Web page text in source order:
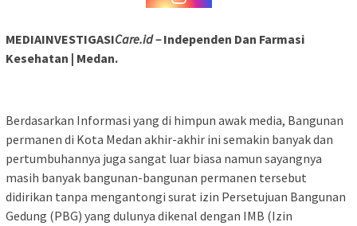
MEDIAINVESTIGASICare.id –Independen Dan Farmasi
Kesehatan | Medan.
Berdasarkan Informasi yang di himpun awak media, Bangunan
permanen di Kota Medan akhir-akhir ini semakin banyak dan
pertumbuhannya juga sangat luar biasa namun sayangnya
masih banyak bangunan-bangunan permanen tersebut
didirikan tanpa mengantongi surat izin Persetujuan Bangunan
Gedung (PBG) yang dulunya dikenal dengan IMB (Izin